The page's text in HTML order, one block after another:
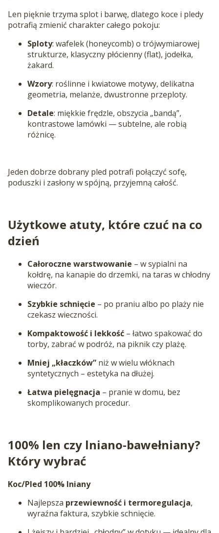
Len pięknie trzyma splot i barwę, dlatego koce i pledy
potrafią zmienić charakter całego pokoju:
Sploty: wafelek (honeycomb) o trójwymiarowej
strukturze, klasyczny płócienny (flat), jodełka,
żakard.
Wzory: roślinne i kwiatowe motywy, delikatna
geometria, melanże, dwustronne przeploty.
Detale: miękkie frędzle, obszycia „bandą”,
kontrastowe lamówki — subtelne, ale robią
różnicę.
Jeden dobrze dobrany pled potrafi połączyć sofę,
poduszki i zasłony w spójną, przyjemną całość.
Użytkowe atuty, które czuć na co
dzień
Całoroczne warstwowanie – w sypialni na
kołdrę, na kanapie do drzemki, na taras w chłodny
wieczór.
Szybkie schnięcie – po praniu albo po plaży nie
czekasz wieczności.
Kompaktowość i lekkość – łatwo spakować do
torby, zabrać w podróż, na piknik czy plażę.
Mniej „kłaczków” niż w wielu włóknach
syntetycznych – estetyka na dłużej.
Łatwa pielęgnacja – pranie w domu, bez
skomplikowanych procedur.
100% len czy lniano-bawełniany?
Który wybrać
Koc/Pled 100% lniany
Najlepsza przewiewność i termoregulacja,
wyraźna faktura, szybkie schnięcie.